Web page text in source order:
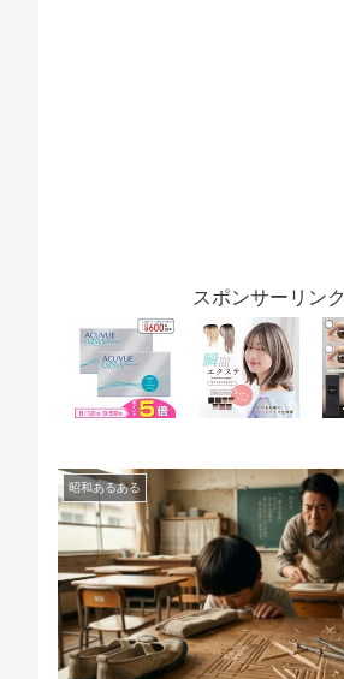
スポンサーリンク
昭和あるある